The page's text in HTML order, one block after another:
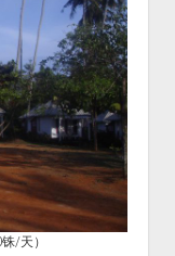
/天）